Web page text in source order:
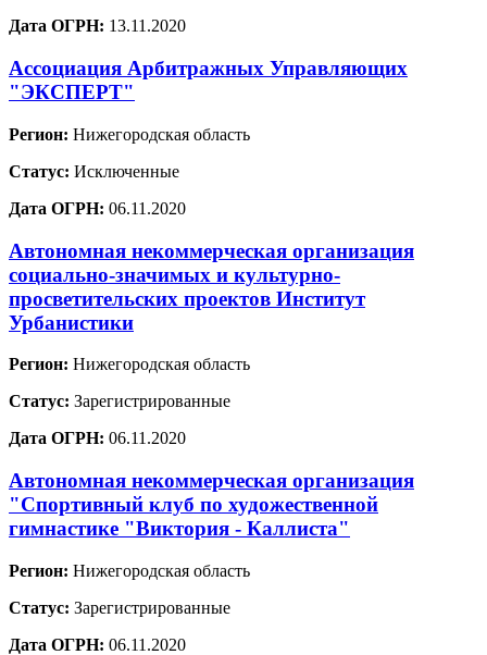
Дата ОГРН: 13.11.2020
Ассоциация Арбитражных Управляющих
"ЭКСПЕРТ"
Регион: Нижегородская область
Статус: Исключенные
Дата ОГРН: 06.11.2020
Автономная некоммерческая организация
социально-значимых и культурно-
просветительских проектов Институт
Урбанистики
Регион: Нижегородская область
Статус: Зарегистрированные
Дата ОГРН: 06.11.2020
Автономная некоммерческая организация
"Спортивный клуб по художественной
гимнастике "Виктория - Каллиста"
Регион: Нижегородская область
Статус: Зарегистрированные
Дата ОГРН: 06.11.2020